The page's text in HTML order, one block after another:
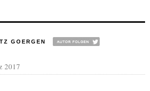
GOERGEN
2017